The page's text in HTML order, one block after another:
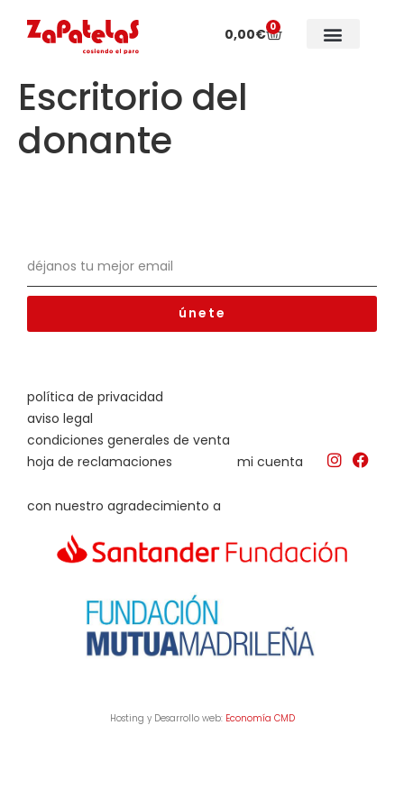
0,00€ 0
Escritorio del
donante
con nuestro agradecimiento a
política de privacidad
aviso legal
condiciones generales de venta
hoja de reclamaciones
mi cuenta
únete
Hosting y Desarrollo web: Economía CMD